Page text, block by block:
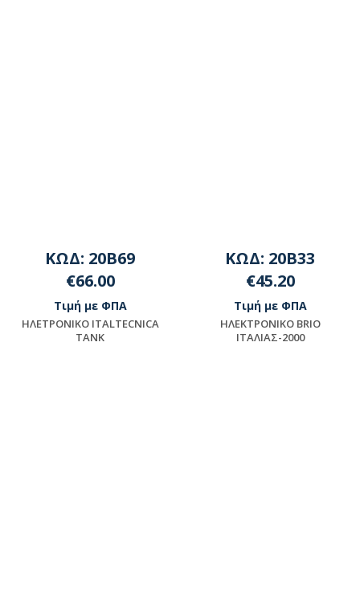
ΚΩΔ: 20B69
€66.00
Τιμή με ΦΠΑ
HΛETPONIKO ITALTECNICA
TANK
ΚΩΔ: 20B33
€45.20
Τιμή με ΦΠΑ
HΛEKTPONIKO BRIO
ITAΛIAΣ-2000